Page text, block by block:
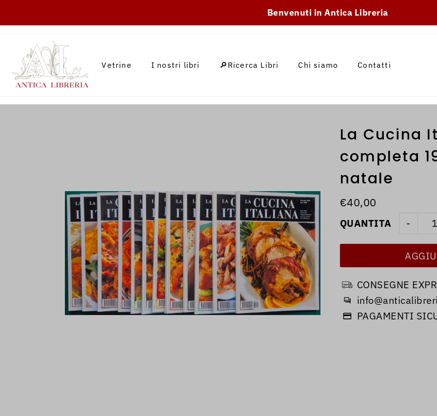
TRANSLATION MISSING: IT.ACCESSIBILITY.SKIP_TO_TEXTBenvenuti in Antica Libreria
Vetrine I nostri libri 🔎Ricerca Libri Chi siamo Contatti
La Cucina
completa
natale
€40,00
QUANTITA -
CONSEGNE
PAGAMENTI